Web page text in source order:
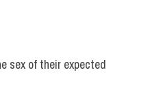
sex of their expected